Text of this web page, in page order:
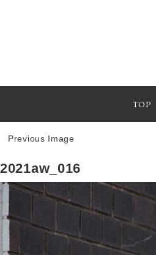
TOP
Previous Image
2021aw_016